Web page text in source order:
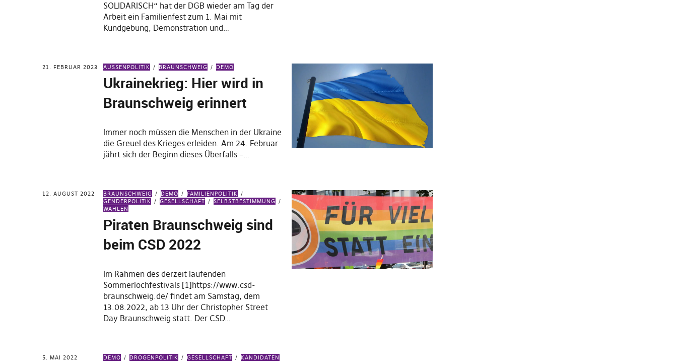
SOLIDARISCH“ hat der DGB wieder am Tag der
Arbeit ein Familienfest zum 1. Mai mit
Kundgebung, Demonstration und…
21. FEBRUAR 2023 AUSSENPOLITIK BRAUNSCHWEIG DEMO
Ukrainekrieg: Hier wird in
Braunschweig erinnert
Immer noch müssen die Menschen in der Ukraine
die Greuel des Krieges erleiden. Am 24. Februar
jährt sich der Beginn dieses Überfalls –…
12. AUGUST 2022 BRAUNSCHWEIG DEMO
FAMILIENPOLITIK
GENDERPOLITIK
GESELLSCHAFT
SELBSTBESTIMMUNG
WAHLEN
Piraten Braunschweig sind
beim CSD 2022
Im Rahmen des derzeit laufenden
Sommerlochfestivals [1]https://www.csd-
braunschweig.de/ findet am Samstag, dem
13.08.2022, ab 13 Uhr der Christopher Street
Day Braunschweig statt. Der CSD…
5. MAI 2022 DEMO DROGENPOLITIK GESELLSCHAFT KANDIDATEN